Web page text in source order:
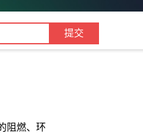
阻燃、环